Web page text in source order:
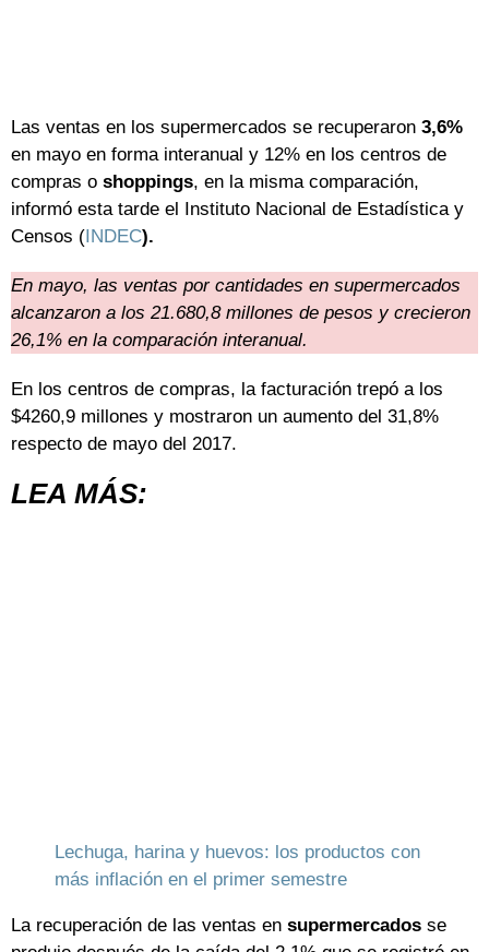
Las ventas en los supermercados se recuperaron 3,6%
en mayo en forma interanual y 12% en los centros de
compras o shoppings, en la misma comparación,
informó esta tarde el Instituto Nacional de Estadística y
Censos (INDEC).
En mayo, las ventas por cantidades en supermercados
alcanzaron a los 21.680,8 millones de pesos y crecieron
26,1% en la comparación interanual.
En los centros de compras, la facturación trepó a los
$4260,9 millones y mostraron un aumento del 31,8%
respecto de mayo del 2017.
LEA MÁS:
Lechuga, harina y huevos: los productos con
más inflación en el primer semestre
La recuperación de las ventas en supermercados se